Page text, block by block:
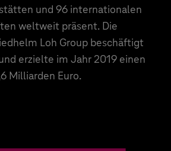
und 96 internationalen
weltweit präsent. Die
Loh Group beschäftigt
erzielte im Jahr 2019 einen
Milliarden Euro.